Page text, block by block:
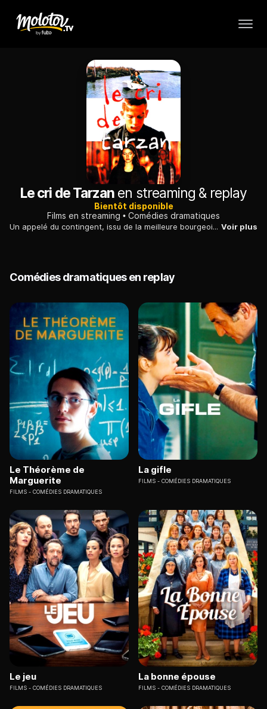
Le cri de Tarzan en streaming & replay
Bientôt disponible
Films en streaming
Comédies dramatiques
Un appelé du contingent, issu de la meilleure bourgeoisie bordelaise, déserte pour les beaux yeux d'une beurette dont il est tombé fou amoureux. Voir plus
Comédies dramatiques en replay
Le Théorème de
Marguerite
FILMS COMÉDIES DRAMATIQUES
La gifle
FILMS COMÉDIES DRAMATIQUES
Le jeu
FILMS COMÉDIES DRAMATIQUES
La bonne épouse
FILMS COMÉDIES DRAMATIQUES